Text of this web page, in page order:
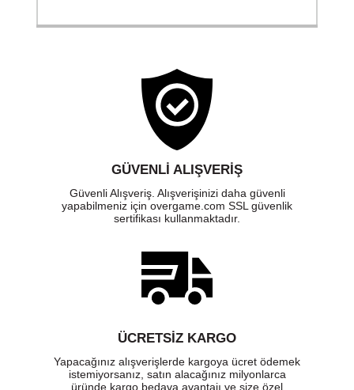
GÜVENLI ALIŞVERIŞ
Güvenli Alışveriş. Alışverişinizi daha güvenli
yapabilmeniz için overgame.com SSL güvenlik
sertifikası kullanmaktadır.
ÜCRETSIZ KARGO
Yapacağınız alışverişlerde kargoya ücret ödemek
istemiyorsanız, satın alacağınız milyonlarca
üründe kargo bedava avantajı ve size özel